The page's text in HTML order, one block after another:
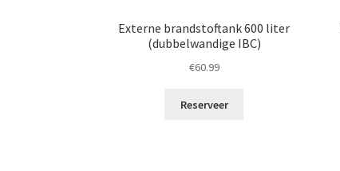
Externe brandstoftank 600 liter
(dubbelwandige IBC)
€60.99
Reserveer